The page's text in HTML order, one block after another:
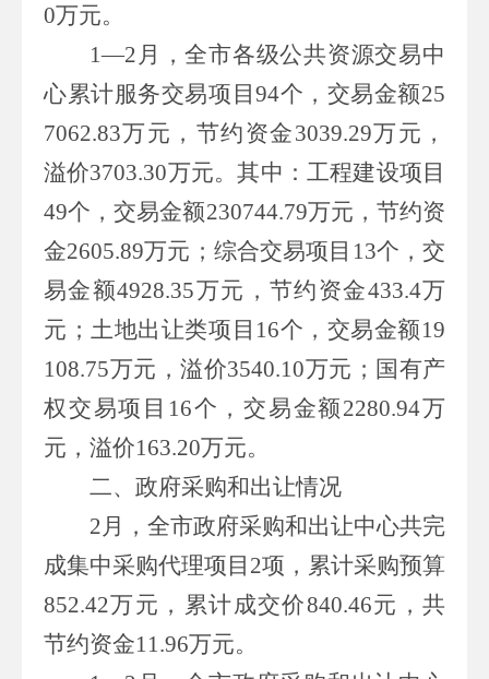
0万元。
1—2 月，全市各级公共资源交易中
心累计服务交易项目94个，交易金额25
7062.83万元，节约资金3039.29万元，
溢价3703.30万元。其中：工程建设项目
49个，交易金额230744.79万元，节约资
金2605.89万元；综合交易项目 13个，交
易金额4928.35万元，节约资金433.4万
元；土地出让类项目 16个，交易金额19
108.75万元，溢价3540.10万元；国有产
权交易项目 16个，交易金额2280.94万
元，溢价163.20万元。
二、政府采购和出让情况
2月，全市政府采购和出让中心共完
成集中采购代理项目 2项，累计采购预算
852.42万元，累计成交价840.46元，共
节约资金11.96万元。